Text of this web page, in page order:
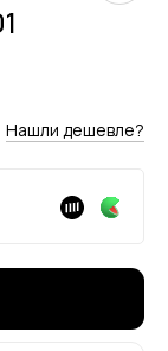
Нашли дешевле?